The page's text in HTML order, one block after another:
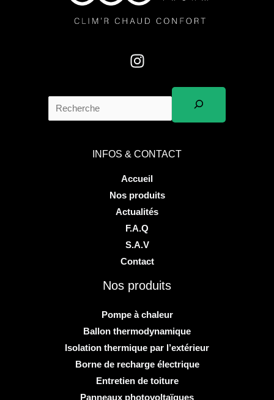
INFOS & CONTACT
Accueil
Nos produits
Actualités
F.A.Q
S.A.V
Contact
Nos produits
Pompe à chaleur
Ballon thermodynamique
Isolation thermique par l’extérieur
Borne de recharge électrique
Entretien de toiture
Panneaux photovoltaïques